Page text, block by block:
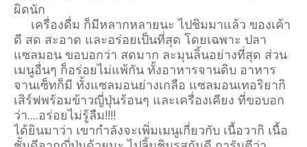
ผิดนัก
เครื่องดื่ม ก็มีหลากหลายนะ ไปชิมมาแล้ว ของเค้า
ดี สด สะอาด และอร่อยเป็นที่สุด โดยเฉพาะ ปลา
แซลมอน ขอบอกว่า สดมาก ละมุนลิ้นอย่างที่สุด ส่วน
เมนูอื่นๆ ก็อร่อยไม่แพ้กัน ทั้งอาหารจานดิบ อาหาร
จานเซ็ทก็มี ทั้งแซลมอนย่างเกลือ แซลมอนเทอริยากิ
เสิร์ฟพร้อมข้าวญี่ปุ่นร้อนๆ และเครื่องเคียง ที่ขอบอก
ว่า....อร่อยไม่รู้ลืม!!!!
ได้ยินมาว่า เขากำลังจะเพิ่มเมนูเกี่ยวกับ เนื้อวากิ เนื้อ